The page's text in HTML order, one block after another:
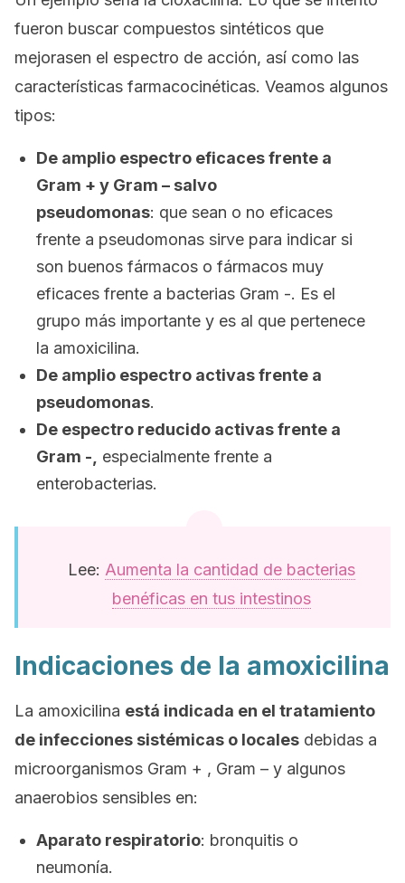
fueron buscar compuestos sintéticos que
mejorasen el espectro de acción, así como las
características farmacocinéticas. Veamos algunos
tipos:
De amplio espectro eficaces frente a
Gram + y Gram – salvo
pseudomonas: que sean o no eficaces
frente a pseudomonas sirve para indicar si
son buenos fármacos o fármacos muy
eficaces frente a bacterias Gram -. Es el
grupo más importante y es al que pertenece
la amoxicilina.
De amplio espectro activas frente a
pseudomonas.
De espectro reducido activas frente a
Gram -,
especialmente frente a
enterobacterias.
Lee: Aumenta la cantidad de bacterias
benéficas en tus intestinos
Indicaciones de la amoxicilina
La amoxicilina está indicada en el tratamiento
de infecciones sistémicas o locales debidas a
microorganismos Gram + , Gram – y algunos
anaerobios sensibles en:
Aparato respiratorio: bronquitis o
neumonía.